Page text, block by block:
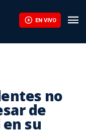
EN VIVO
no
de
su